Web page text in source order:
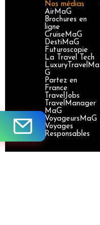
Nos médias
AirMaG
Brochures en
ligne
CruiseMaG
DestiMaG
Futuroscopie
La Travel Tech
LuxuryTravelMa
G
Partez en
France
TravelJobs
TravelManager
MaG
VoyageursMaG
Voyages
Responsables